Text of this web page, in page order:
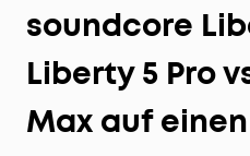
soundcore
Liberty 5 Pro
Max auf